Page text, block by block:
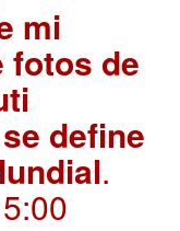
mi
fotos de
define
.